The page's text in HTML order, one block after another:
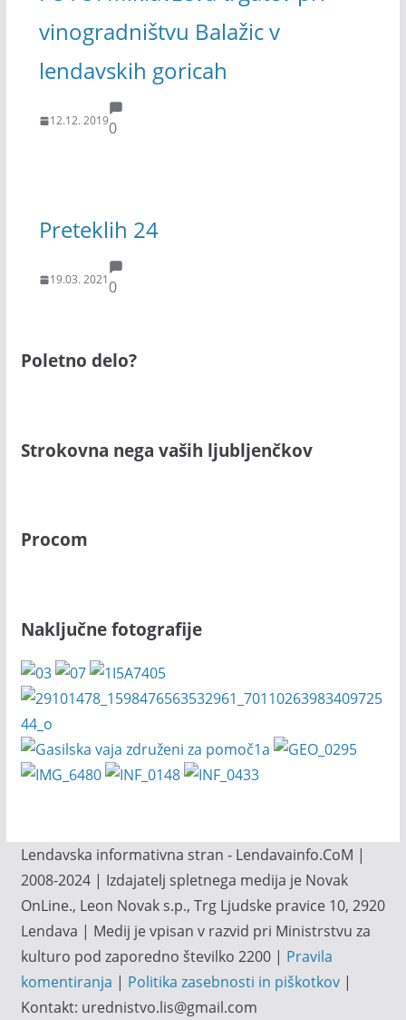
vinogradništvu Balažic v
lendavskih goricah
12.12. 20190
Preteklih 24
19.03. 20210
Poletno delo?
Strokovna nega vaših ljubljenčkov
Procom
Naključne fotografije
Lendavska informativna stran - Lendavainfo.CoM |
2008-2024 | Izdajatelj spletnega medija je Novak
OnLine., Leon Novak s.p., Trg Ljudske pravice 10, 2920
Lendava | Medij je vpisan v razvid pri Ministrstvu za
kulturo pod zaporedno številko 2200 | Pravila
komentiranja | Politika zasebnosti in piškotkov|
Kontakt: urednistvo.lis@gmail.com